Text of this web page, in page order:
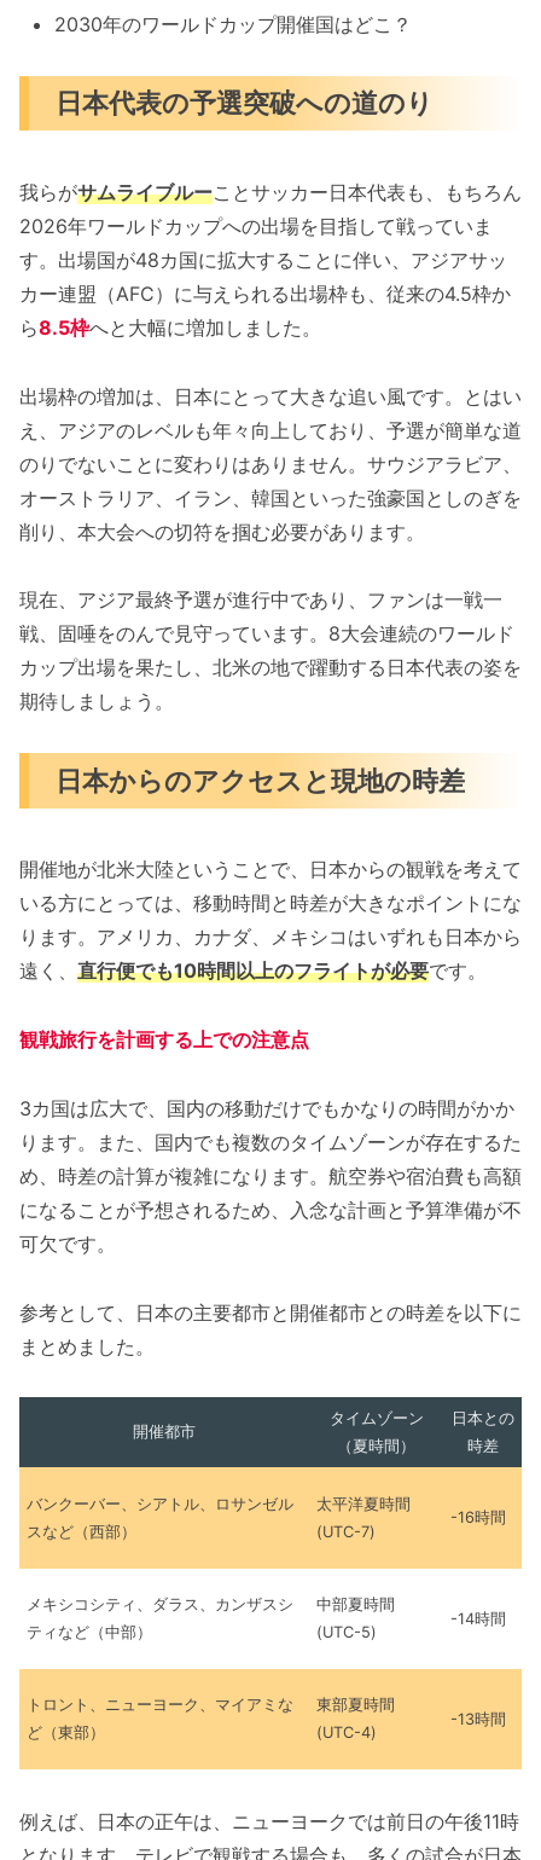
2030年のワールドカップ開催国はどこ？
日本代表の予選突破への道のり
我らがサムライブルーことサッカー日本代表も、もちろん
2026年ワールドカップへの出場を目指して戦っていま
す。出場国が48カ国に拡大することに伴い、アジアサッ
カー連盟（AFC）に与えられる出場枠も、従来の4.5枠か
ら8.5枠へと大幅に増加しました。
出場枠の増加は、日本にとって大きな追い風です。とはい
え、アジアのレベルも年々向上しており、予選が簡単な道
のりでないことに変わりはありません。サウジアラビア、
オーストラリア、イラン、韓国といった強豪国としのぎを
削り、本大会への切符を掴む必要があります。
現在、アジア最終予選が進行中であり、ファンは一戦一
戦、固唾をのんで見守っています。8大会連続のワールド
カップ出場を果たし、北米の地で躍動する日本代表の姿を
期待しましょう。
日本からのアクセスと現地の時差
開催地が北米大陸ということで、日本からの観戦を考えて
いる方にとっては、移動時間と時差が大きなポイントにな
ります。アメリカ、カナダ、メキシコはいずれも日本から
遠く、 直行便でも10時間以上のフライトが必要です。
観戦旅行を計画する上での注意点
3カ国は広大で、国内の移動だけでもかなりの時間がかか
ります。また、国内でも複数のタイムゾーンが存在するた
め、時差の計算が複雑になります。航空券や宿泊費も高額
になることが予想されるため、入念な計画と予算準備が不
可欠です。
参考として、日本の主要都市と開催都市との時差を以下に
まとめました。
開催都市
タイムゾーン
（夏時間）
日本との
時差
バンクーバー、シアトル、ロサンゼル
スなど（西部）
太平洋夏時間
(UTC-7)
-16時間
メキシコシティ、ダラス、カンザスシ
ティなど（中部）
中部夏時間
(UTC-5)
-14時間
トロント、ニューヨーク、マイアミな
ど（東部）
東部夏時間
(UTC-4)
-13時間
例えば、日本の正午は、ニューヨークでは前日の午後11時